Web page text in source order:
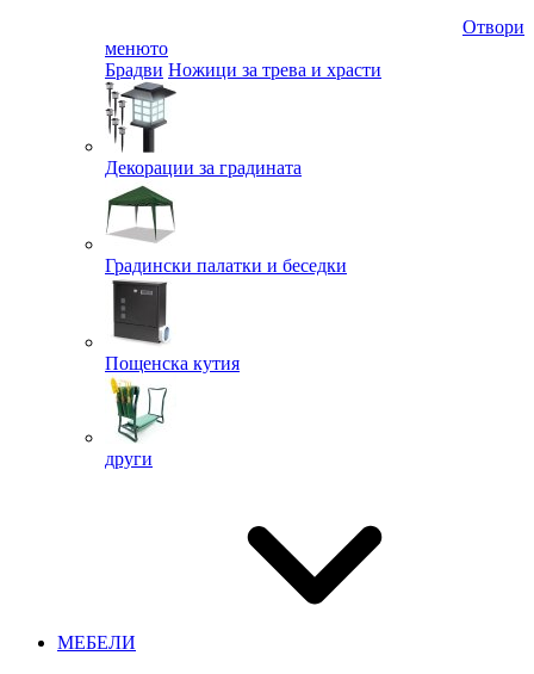
Отвори
менюто
Брадви Ножици за трева и храсти
Декорации за градината
Градински палатки и беседки
Пощенска кутия
други
МЕБЕЛИ